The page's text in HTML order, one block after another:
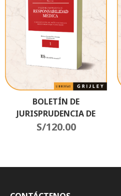
BOLETÍN DE
JURISPRUDENCIA DE
RESPONSABILIDAD
S/120.00